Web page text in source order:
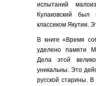
испытаний
Кулаковский
классиком Якутии.
В книге «Время
уделено памяти
Дела этой
уникальны. Это
русской старины. В